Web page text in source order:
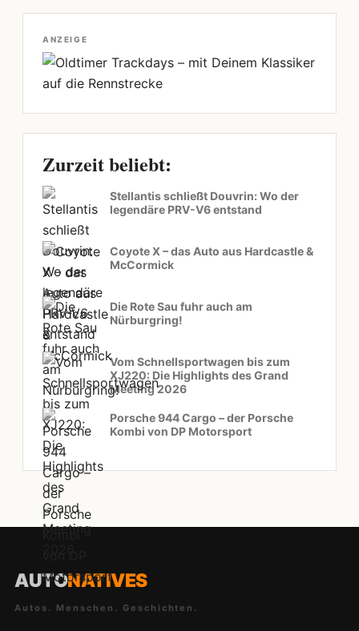
ANZEIGE
Zurzeit beliebt:
Stellantis schließt Douvrin: Wo der
legendäre PRV-V6 entstand
Coyote X – das Auto aus Hardcastle &
McCormick
Die Rote Sau fuhr auch am
Nürburgring!
Vom Schnellsportwagen bis zum
XJ220: Die Highlights des Grand
Meeting 2026
Porsche 944 Cargo – der Porsche
Kombi von DP Motorsport
AUTONATIVES
Autos. Menschen. Geschichten.